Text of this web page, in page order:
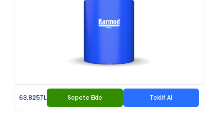
63.825TL Sepete Ekle Teklif Al